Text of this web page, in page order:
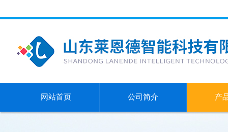
网站首页 公司简介 产